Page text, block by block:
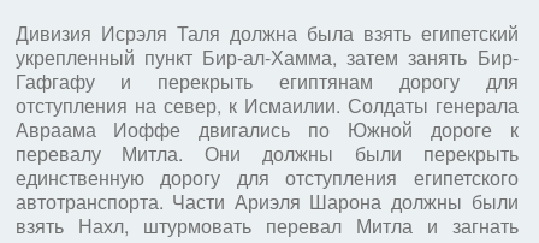
Дивизия Исрэля Таля должна была взять египетский
укрепленный пункт Бир-ал-Хамма, затем занять Бир-
Гафгафу и перекрыть египтянам дорогу для
отступления на север, к Исмаилии. Солдаты генерала
Авраама Иоффе двигались по Южной дороге к
перевалу Митла. Они должны были перекрыть
единственную дорогу для отступления египетского
автотранспорта. Части Ариэля Шарона должны были
взять Нахл, штурмовать перевал Митла и загнать